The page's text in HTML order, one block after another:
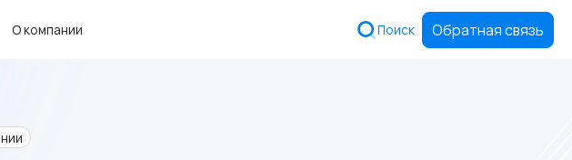
О компании Поиск Обратная связь